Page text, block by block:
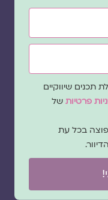
שיווקיים
פרטיות של
בכל עת